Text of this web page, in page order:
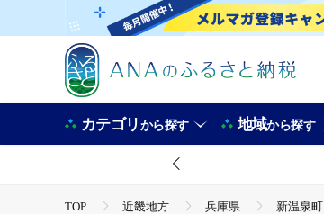
カテゴリから探す 地域から探す
TOP 近畿地方 兵庫県 新温泉町